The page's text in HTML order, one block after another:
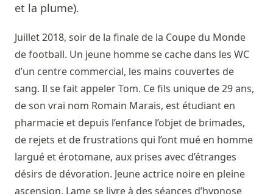
et la plume).
Juillet 2018, soir de la finale de la Coupe du Monde
de football. Un jeune homme se cache dans les WC
d’un centre commercial, les mains couvertes de
sang. Il se fait appeler Tom. Ce fils unique de 29 ans,
de son vrai nom Romain Marais, est étudiant en
pharmacie et depuis l’enfance l’objet de brimades,
de rejets et de frustrations qui l’ont mué en homme
largué et érotomane, aux prises avec d’étranges
désirs de dévoration. Jeune actrice noire en pleine
ascension, Lame se livre à des séances d’hypnose